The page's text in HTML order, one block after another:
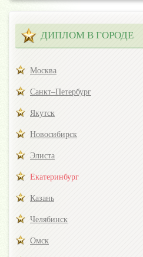
ДИПЛОМ В ГОРОДЕ
Москва
Санкт–Петербург
Якутск
Новосибирск
Элиста
Екатеринбург
Казань
Челябинск
Омск